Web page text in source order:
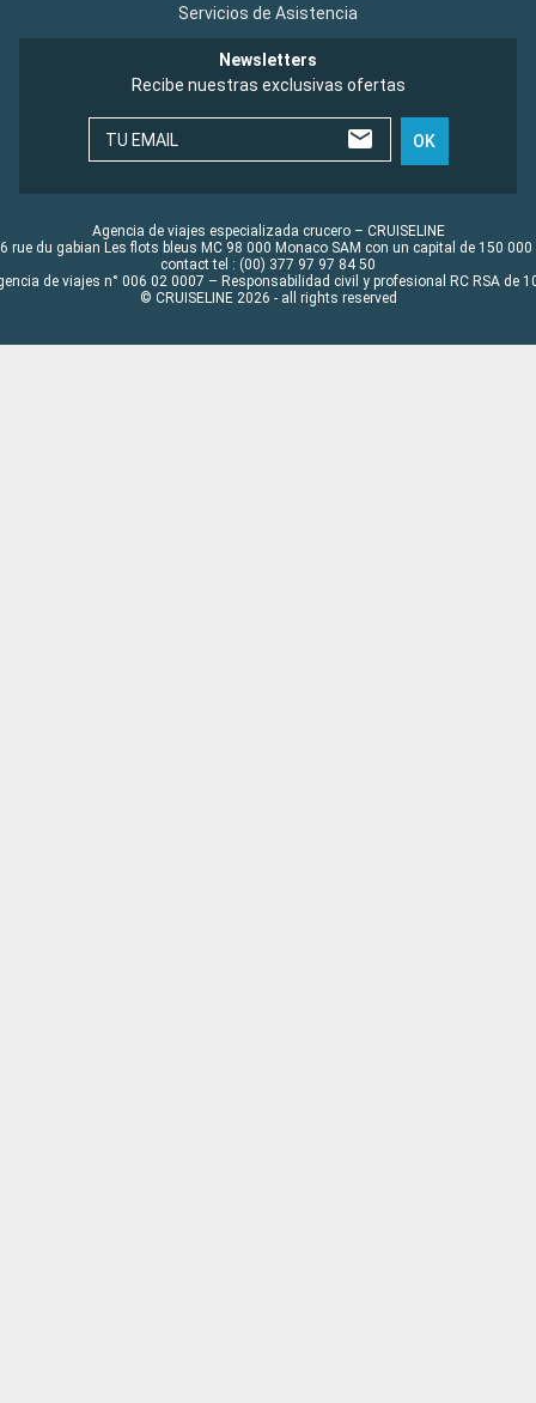
Servicios de Asistencia
Newsletters
Recibe nuestras exclusivas ofertas
TU EMAIL OK
Agencia de viajes especializada crucero – CRUISELINE
rue du gabian Les flots bleus MC 98 000 Monaco SAM con un capital de 150 000
contact tel : (00) 377 97 97 84 50
de viajes n° 006 02 0007 – Responsabilidad civil y profesional RC RSA de
© CRUISELINE 2026 - all rights reserved